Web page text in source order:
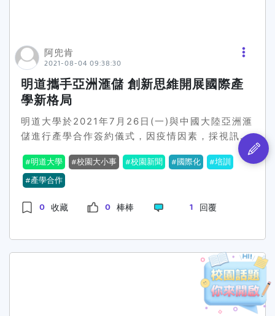
與發展潛力及電動車產業與技術發展趨勢為主題，
從企業的角度，逐一解析可能的發展未來，如此的
活動安排，兼顧企業務實觀點搭配學界尖端技術發
表，對產學合作的幫助非常大。楊能舒校長致詞時
夥伴對雲科大的支持，以及校內教師團隊持續不斷
的努力精進，才能讓雲科大在電動車的創新產業能
佔有一席之地。期待疫情過去，再與業界的好朋友
交流其他雲科大的亮點特色，企業界的好夥伴會發
現，雲科大是一座寶山，有挖不完的寶藏，在汽車
產業轉型的此刻，雲科大一定會與大家同行，朝向
更嶄新的一頁。 圖片資料來源：國立雲林科技大學
阿兜肯
2021-08-04 09:38:30
明道攜手亞洲滙儲 創新思維開展國際產
學新格局
明道大學於2021年7月26日(一)與中國大陸亞洲滙
儲進行產學合作簽約儀式，因疫情因素，採視訊方
式辦理，雙方在明道大學董事長李超群及亞洲匯儲
總部副總裁邵洪偉的見證下，簽署產學合作意向
書，以創造價值為核心，整合大學研發能量、深化
秋勳說，為了落實學用合一，讓明道大學與產業界
商，加乘學界創新研發效益，本次非常榮幸與亞洲
滙儲締結產學合作聯盟，待疫情趨緩，雙方可互訪
分享創新趨勢、交流推動經驗，相信雙方未來發展
將以更具創意、效益的方式合作。 亞洲匯儲董事長
王劍表示，明道大學推動國際化成效斐然，未來雙
方將互相分享研發成果、技術輔導及實務經驗，亞
明道大學 校園大小事 校園新聞 國際化
培訓
產學合作
0 收藏 0 棒棒 1 回覆